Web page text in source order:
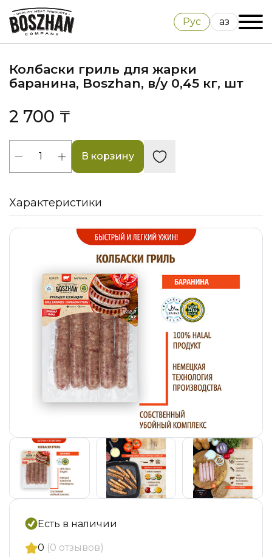
Рус Қаз
Колбаски гриль для жарки
баранина, Boszhan, в/у 0,45 кг, шт
2 700 ₸
В корзину
Характеристики
Есть в наличии
0 (0 отзывов)